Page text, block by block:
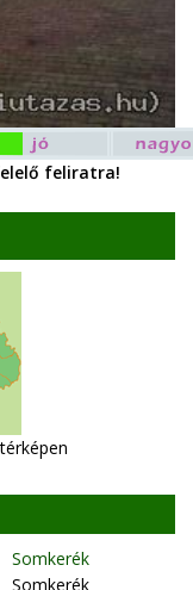
feliratra!
Somkerék
Somkerék